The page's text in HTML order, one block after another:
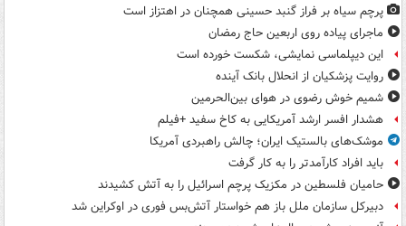
پرچم سیاه بر فراز گنبد حسینی همچنان در اهتزاز است
ماجرای پیاده روی اربعین حاج رمضان
این دیپلماسی نمایشی، شکست خورده است
روایت پزشکیان از انحلال بانک آینده
شمیم خوش رضوی در هوای بین‌الحرمین
هشدار افسر ارشد آمریکایی به کاخ سفید +فیلم
موشک‌های بالستیک ایران؛ چالش راهبردی آمریکا
باید افراد کارآمدتر را به کار گرفت
حامیان فلسطین در مکزیک پرچم اسرائیل را به آتش کشیدند
دبیرکل سازمان ملل باز هم خواستار آتش‌بس فوری در اوکراین شد